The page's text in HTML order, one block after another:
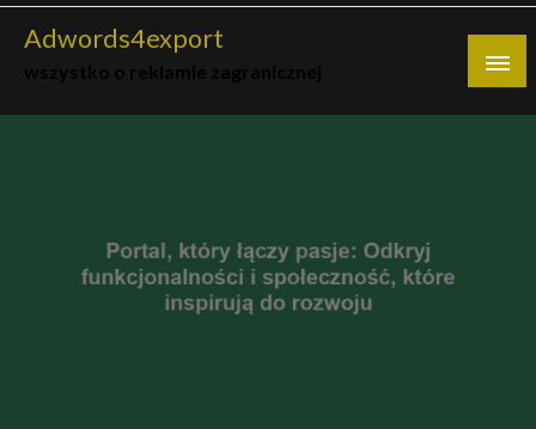
Skip
Adwords4export